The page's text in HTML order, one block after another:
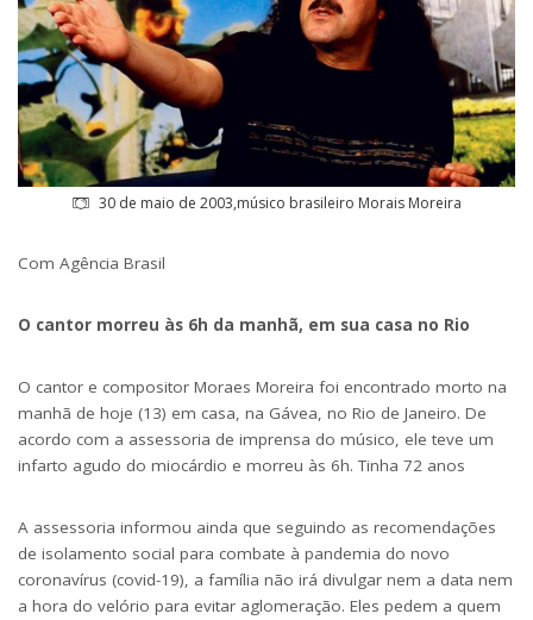
30 de maio de 2003,músico brasileiro Morais Moreira
Com Agência Brasil
O cantor morreu às 6h da manhã, em sua casa no Rio
O cantor e compositor Moraes Moreira foi encontrado morto na
manhã de hoje (13) em casa, na Gávea, no Rio de Janeiro. De
acordo com a assessoria de imprensa do músico, ele teve um
infarto agudo do miocárdio e morreu às 6h. Tinha 72 anos
A assessoria informou ainda que seguindo as recomendações
de isolamento social para combate à pandemia do novo
coronavírus (covid-19), a família não irá divulgar nem a data nem
a hora do velório para evitar aglomeração. Eles pedem a quem